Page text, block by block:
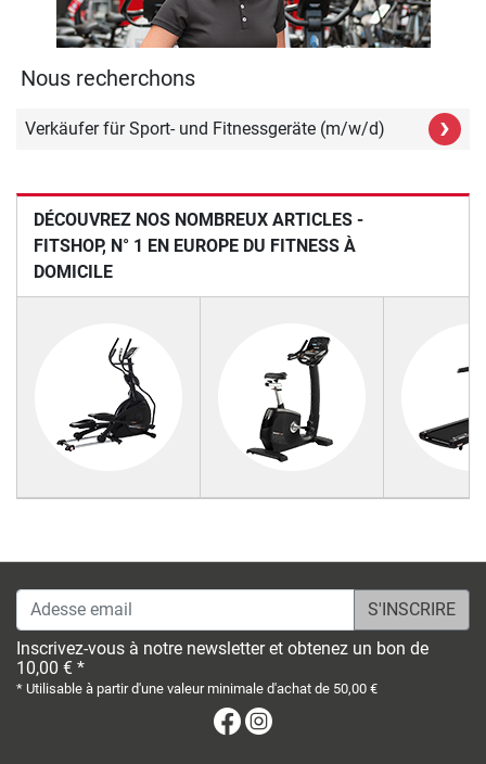
Nous recherchons
Verkäufer für Sport- und Fitnessgeräte (m/w/d) ›
DÉCOUVREZ NOS NOMBREUX ARTICLES -
FITSHOP, N° 1 EN EUROPE DU FITNESS À
DOMICILE
Adesse email
Inscrivez-vous à notre newsletter et obtenez un bon de
10,00 € *
* Utilisable à partir d'une valeur minimale d'achat de 50,00 €
Facebook